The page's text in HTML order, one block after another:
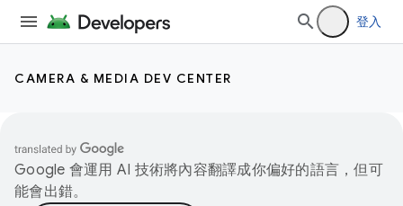
登入
CAMERA & MEDIA DEV CENTER
Google 會運用 AI 技術將內容翻譯成你偏好的語言，但可
能會出錯。